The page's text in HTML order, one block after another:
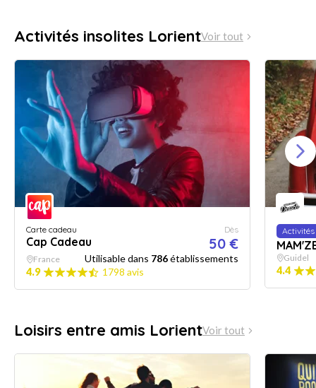
Activités insolites LorientVoir tout
Carte cadeau
Cap Cadeau
Dès
50 €
France Utilisable dans 786établissements
4.9
1798 avis
Guidel
4.4
Loisirs entre amis LorientVoir tout